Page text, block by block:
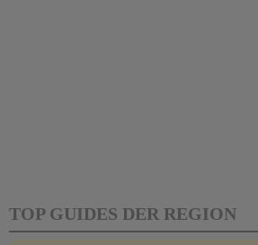
TOP GUIDES DER REGION